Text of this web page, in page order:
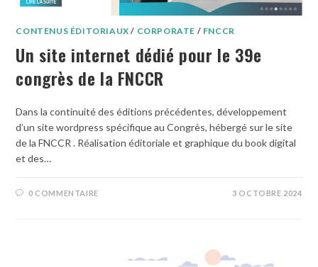
CONTENUS ÉDITORIAUX / CORPORATE / FNCCR
Un site internet dédié pour le 39e
congrès de la FNCCR
Dans la continuité des éditions précédentes, développement
d’un site wordpress spécifique au Congrès, hébergé sur le site
de la FNCCR . Réalisation éditoriale et graphique du book digital
et des…
0 COMMENTAIRE 3 OCTOBRE 2024